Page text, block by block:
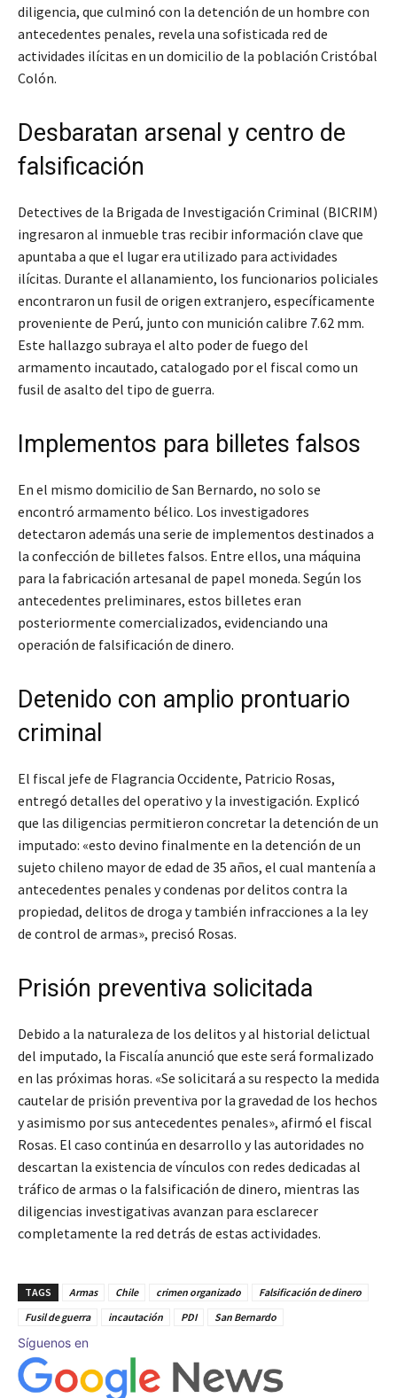
diligencia, que culminó con la detención de un hombre con
antecedentes penales, revela una sofisticada red de
actividades ilícitas en un domicilio de la población Cristóbal
Colón.
Desbaratan arsenal y centro de
falsificación
Detectives de la Brigada de Investigación Criminal (BICRIM)
ingresaron al inmueble tras recibir información clave que
apuntaba a que el lugar era utilizado para actividades
ilícitas. Durante el allanamiento, los funcionarios policiales
encontraron un fusil de origen extranjero, específicamente
proveniente de Perú, junto con munición calibre 7.62 mm.
Este hallazgo subraya el alto poder de fuego del
armamento incautado, catalogado por el fiscal como un
fusil de asalto del tipo de guerra.
Implementos para billetes falsos
En el mismo domicilio de San Bernardo, no solo se
encontró armamento bélico. Los investigadores
detectaron además una serie de implementos destinados a
la confección de billetes falsos. Entre ellos, una máquina
para la fabricación artesanal de papel moneda. Según los
antecedentes preliminares, estos billetes eran
posteriormente comercializados, evidenciando una
operación de falsificación de dinero.
Detenido con amplio prontuario
criminal
El fiscal jefe de Flagrancia Occidente, Patricio Rosas,
entregó detalles del operativo y la investigación. Explicó
que las diligencias permitieron concretar la detención de un
imputado: «esto devino finalmente en la detención de un
sujeto chileno mayor de edad de 35 años, el cual mantenía a
antecedentes penales y condenas por delitos contra la
propiedad, delitos de droga y también infracciones a la ley
de control de armas», precisó Rosas.
Prisión preventiva solicitada
Debido a la naturaleza de los delitos y al historial delictual
del imputado, la Fiscalía anunció que este será formalizado
en las próximas horas. «Se solicitará a su respecto la medida
cautelar de prisión preventiva por la gravedad de los hechos
y asimismo por sus antecedentes penales», afirmó el fiscal
Rosas. El caso continúa en desarrollo y las autoridades no
descartan la existencia de vínculos con redes dedicadas al
tráfico de armas o la falsificación de dinero, mientras las
diligencias investigativas avanzan para esclarecer
completamente la red detrás de estas actividades.
TAGS Armas Chile crimen organizado
Falsificación de dinero
Fusil de guerra
incautación PDI San Bernardo
Síguenos en